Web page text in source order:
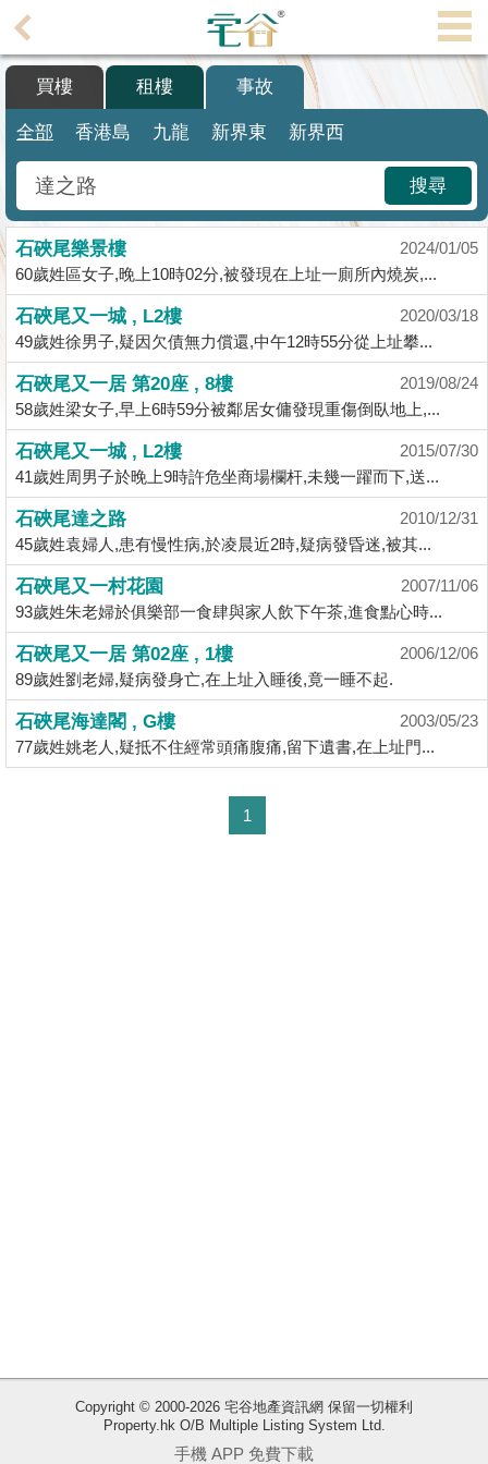
理
主
搵
樓/
成
交
業
主
放
盤
宅
谷
按
揭
地
產
博
客
地
產
新
買樓 租樓 事故
全部 香港島 九龍 新界東 新界西
搜尋
石硤尾樂景樓
2024/01/05
60歲姓區女子,晚上10時02分,被發現在上址一廁所內燒炭,...
石硤尾又一城 , L2樓
2020/03/18
49歲姓徐男子,疑因欠債無力償還,中午12時55分從上址攀...
石硤尾又一居 第20座 , 8樓
2019/08/24
58歲姓梁女子,早上6時59分被鄰居女傭發現重傷倒臥地上,...
石硤尾又一城 , L2樓
2015/07/30
41歲姓周男子於晚上9時許危坐商場欄杆,未幾一躍而下,送...
石硤尾達之路
2010/12/31
45歲姓袁婦人,患有慢性病,於凌晨近2時,疑病發昏迷,被其...
石硤尾又一村花園
2007/11/06
93歲姓朱老婦於俱樂部一食肆與家人飲下午茶,進食點心時...
石硤尾又一居 第02座 , 1樓
2006/12/06
89歲姓劉老婦,疑病發身亡,在上址入睡後,竟一睡不起.
石硤尾海達閣 , G樓
2003/05/23
77歲姓姚老人,疑抵不住經常頭痛腹痛,留下遺書,在上址門...
1
Copyright © 2000-2026 宅谷地產資訊網 保留一切權利
Property.hk O/B Multiple Listing System Ltd.
手機 APP 免費下載